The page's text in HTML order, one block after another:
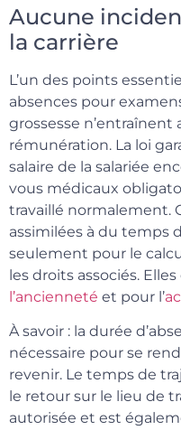
Aucune
la carrière
L’un des points
absences pour
grossesse
rémunération. La loi
salaire de la salariée
vous médicaux
travaillé normalement.
assimilées à du temps
seulement pour le
les droits associés.
l’ancienneté et pour l’
À savoir : la durée
nécessaire pour se
revenir. Le temps de
le retour sur le lieu de
autorisée et est